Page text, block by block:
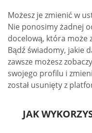
Możesz je zmienić w
Nie ponosimy żadnej
docelową, która może
Bądź świadomy, jakie
zawsze możesz
swojego profilu i
został usunięty z
JAK